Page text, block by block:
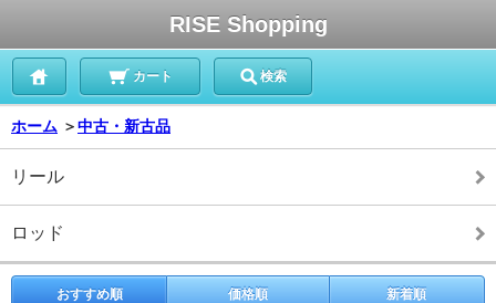
RISE Shopping
カート 検索
ホーム ＞中古・新古品
リール
ロッド
おすすめ順 価格順 新着順